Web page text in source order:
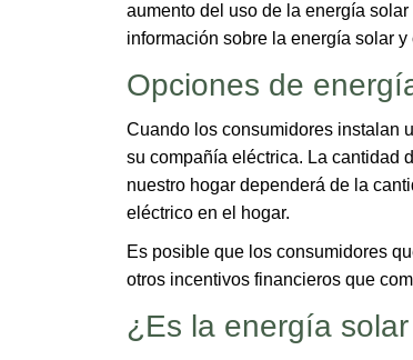
aumento del uso de la energía
información sobre la energía solar
Opciones de
Cuando los consumidores instalan
su compañía eléctrica. La cantidad
nuestro hogar dependerá de la
eléctrico en el hogar.
Es posible que los consumidores
otros incentivos financieros que
¿Es la energía